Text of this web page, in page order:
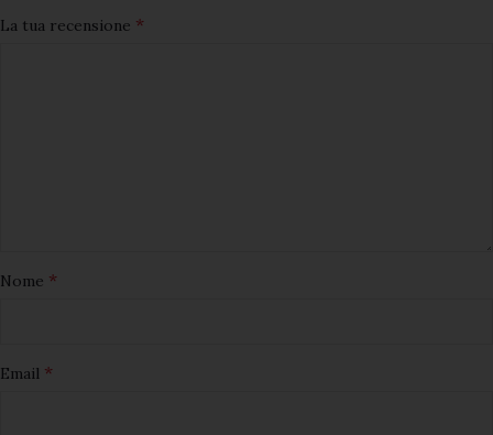
La tua recensione *
Nome *
Email *